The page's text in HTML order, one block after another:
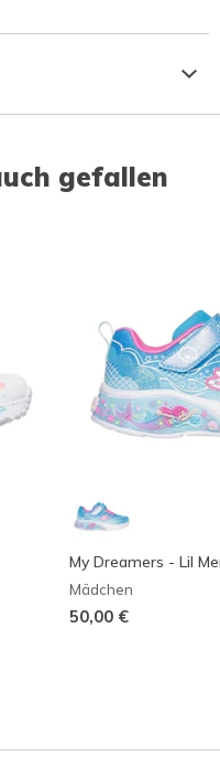
gefallen
My Dreamers - Lil
Mädchen
50,00 €